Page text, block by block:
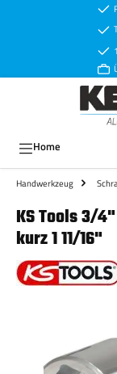
Zum Hauptinhalt
Home
Handwerkzeug
KS Tools 3/
kurz 1 11/16"